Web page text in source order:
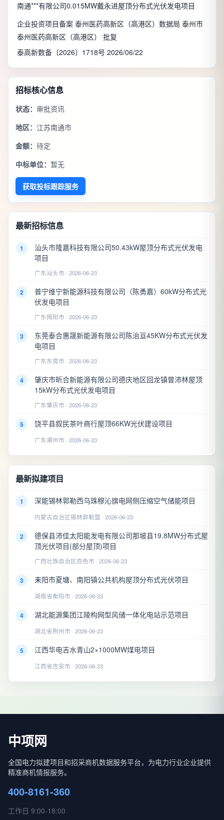
南通***有限公司0.015MW戴永进屋顶分布式光伏发电项目
企业投资项目备案 泰州医药高新区（高港区）数据局 泰州市
泰州医药高新区（高港区） 批复
泰高新数备〔2026〕1718号 2026/06/22
招标核心信息
状态： 审批资讯
地区： 江苏南通市
金额： 待定
中标单位： 暂无
获取投标跟踪服务
最新招标信息
1
汕头市隆嘉科技有限公司50.43kW屋顶分布式光伏发电
项目
广东汕头市 · 2026-06-23
2
普宁维宁新能源科技有限公司（陈勇嘉）60kW分布式光
伏发电项目
广东揭阳市 · 2026-06-23
3
东莞泰合惠晟新能源有限公司陈治亘45KW分布式光伏发
电项目
广东东莞市 · 2026-06-23
4
肇庆市昕合新能源有限公司德庆地区回龙镇曾沛林屋顶
15kW分布式光伏发电项目
广东肇庆市 · 2026-06-23
5 饶平县叙民茶叶商行屋顶66KW光伏建设项目
广东潮州市 · 2026-06-23
最新拟建项目
1 深能锡林郭勒西乌珠穆沁旗电网侧压缩空气储能项目
内蒙古自治区锡林郭勒盟 · 2026-06-23
2
德保县沛佳太阳能发电有限公司那坡县19.8MW分布式屋
顶光伏项目(部分屋顶)项目
广西壮族自治区百色市 · 2026-06-23
3 耒阳市夏塘、南阳镇公共机构屋顶分布式光伏项目
湖南省衡阳市 · 2026-06-23
4 湖北能源集团江陵构网型风储一体化电站示范项目
湖北省荆州市 · 2026-06-23
5 江西华电吉水青山2×1000MW煤电项目
江西省吉安市 · 2026-06-23
中项网
全国电力拟建项目和招采商机数据服务平台，为电力行业企业提供
精准商机情报服务。
400-8161-360
工作日 9:00-18:00